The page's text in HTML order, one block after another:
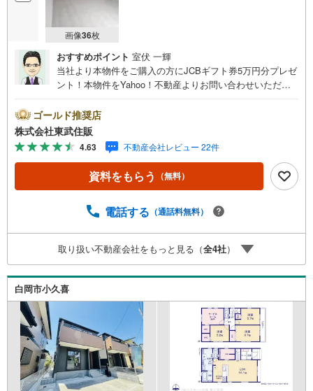
画像36枚
おすすめポイント 室伏 一輝
当社より本物件をご購入の方にJCBギフト券5万円分プレゼ
ント！本物件をYahoo！不動産よりお問い合わせいただい
との併用不可。【営業時間 10:00～18:00】この時間帯は
お電話でのお問い合わせがスムーズです。住み替えをご希
望の方は自社買取保証付売却プランがございます。お気軽
にお問い合わせください。●閑静な住宅地●小学校徒歩7分●
カースペース3台可●充実の設備◇当社の強みは（1）リフ
ォーム（当社でも再販事業を行っている為、お客様に最適
携ハウスメーカー7社を保有しておりますので、ご予算・ご
る不動産情報を豊富に取り揃えております。またリフォー
ムの相談も承ります。◇インターネット予約で当日現地見
学が可能です（1）［室内・現地を見学する］をクリック
（2）本日～4日以内をご希望の方は「ご要望・ご質問欄」
に希望日時をご記入ください！
ゴールド推奨店
株式会社東武住販
4.63 不動産会社レビュー 22件
資料をもらう （無料）
電話する （通話料無料）
取り扱い不動産会社をもっと見る（全4社）
白岡市小久喜